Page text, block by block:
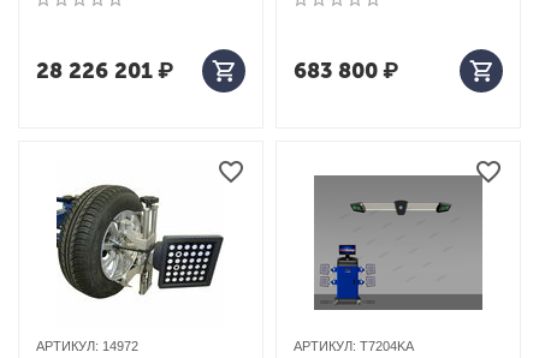
28 226 201₽ 683 800₽
АРТИКУЛ: 14972 АРТИКУЛ: T7204KA